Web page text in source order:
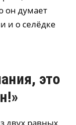
он думает
и о селёдке
это